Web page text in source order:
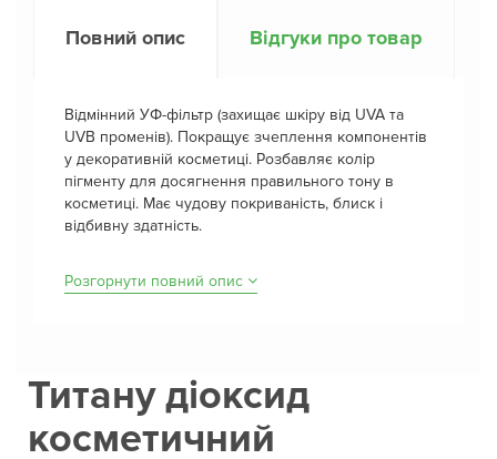
Повний опис Відгуки про товар
Відмінний УФ-фільтр (захищає шкіру від UVA та
UVB променів). Покращує зчеплення компонентів
у декоративній косметиці. Розбавляє колір
пігменту для досягнення правильного тону в
косметиці. Має чудову покриваність, блиск і
відбивну здатність.
Розгорнути повний опис
Титану діоксид
косметичний